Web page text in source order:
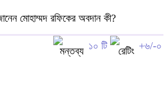
মোহাম্মদ রফিকের অবদান কী?
১০ টি +৬/-০